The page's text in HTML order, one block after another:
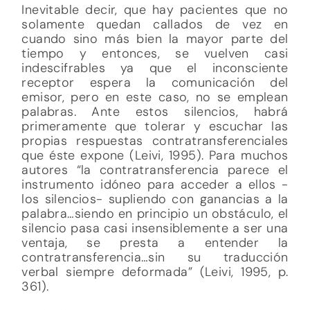
Inevitable decir, que hay pacientes que no
solamente quedan callados de vez en
cuando sino más bien la mayor parte del
tiempo y entonces, se vuelven casi
indescifrables ya que el inconsciente
receptor espera la comunicación del
emisor, pero en este caso, no se emplean
palabras. Ante estos silencios, habrá
primeramente que tolerar y escuchar las
propias respuestas contratransferenciales
que éste expone (Leivi, 1995). Para muchos
autores “la contratransferencia parece el
instrumento idóneo para acceder a ellos -
los silencios- supliendo con ganancias a la
palabra…siendo en principio un obstáculo, el
silencio pasa casi insensiblemente a ser una
ventaja, se presta a entender la
contratransferencia…sin su traducción
verbal siempre deformada” (Leivi, 1995, p.
361).